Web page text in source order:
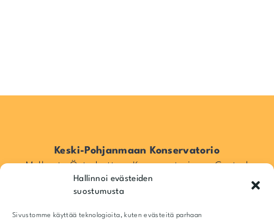
Hallinnoi evästeiden
suostumusta
Sivustomme käyttää teknologioita, kuten evästeitä parhaan
Keski-Pohjanmaan Konservatorio
Mellersta Österbottens Konservatorium – Central
Ostrobothnia Conservatory
Pitkänsillankatu 16, 67100 Kokkola, Suomi / Finland
Info@kpkonsa.fi